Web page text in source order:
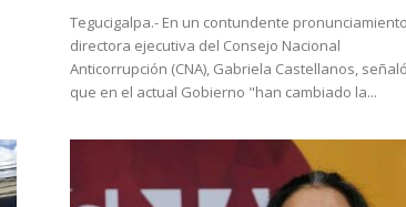
Tegucigalpa.- En un contundente
directora ejecutiva del Consejo Nacional
Anticorrupción (CNA), Gabriela Castellanos, señaló
que en el actual Gobierno "han cambiado la...